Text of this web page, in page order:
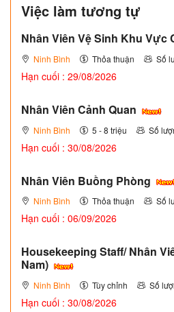
Việc làm tương tự
Nhân Viên Vệ Sinh Khu Vực
Ninh Bình Thỏa thuận Số
Hạn cuối : 29/08/2026
Nhân Viên Cảnh Quan
Ninh Bình 5 - 8 triệu Số
Hạn cuối : 30/08/2026
Nhân Viên Buồng Phòng
Ninh Bình Thỏa thuận Số
Hạn cuối : 06/09/2026
Housekeeping Staff/ Nhân
Nam)
Ninh Bình Tùy chỉnh Số
Hạn cuối : 30/08/2026